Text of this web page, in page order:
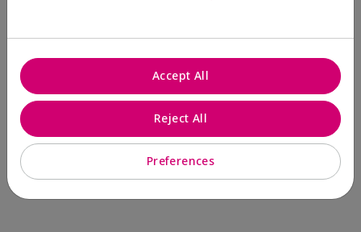
Sí, recomendaría a un amigo
¿Le ha resultado útil esta
Preferences
Reject All
Accept All